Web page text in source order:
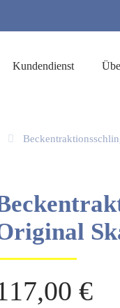
Kundendienst
€